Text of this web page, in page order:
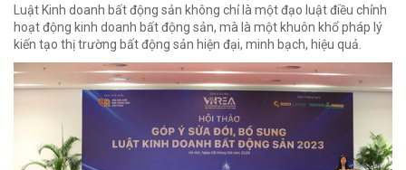
Luật Kinh doanh bất động sản không chỉ là một đạo luật điều chỉnh
hoạt động kinh doanh bất động sản, mà là một khuôn khổ pháp lý
kiến tạo thị trường bất động sản hiện đại, minh bạch, hiệu quả.